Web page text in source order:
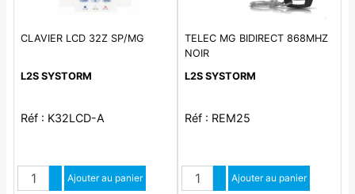
CLAVIER LCD 32Z SP/MG
L2S SYSTORM
Réf : K32LCD-A
QuantitéAugmenter quantité
Diminuer quantité
Ajouter au panier
TELEC MG BIDIRECT 868MHZ
NOIR
L2S SYSTORM
Réf : REM25
QuantitéAugmenter quantité
Diminuer quantité
Ajouter au panier